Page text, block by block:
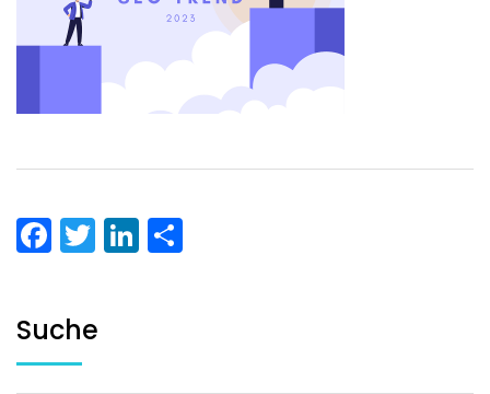
Facebook
TwitterLinkedIn
Suche